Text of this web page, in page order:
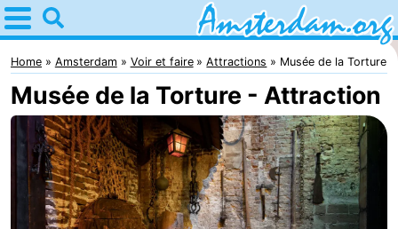
Home
Amsterdam
Itinéraires
Avec
les
enfants
Jeunes
adultes
Gratuitement
Home Amsterdam Voir et faire Attractions Musée de la Torture
Musée de la Torture - Attraction